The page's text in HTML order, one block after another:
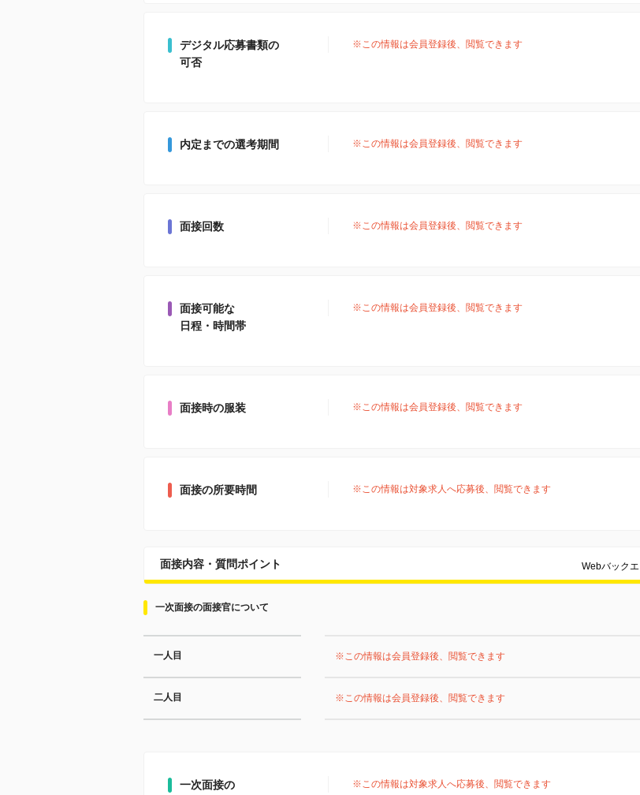
デジタル応募書類の
可否
※この情報は会員登録後、閲覧できます
内定までの選考期間 ※この情報は会員登録後、閲覧できます
面接回数 ※この情報は会員登録後、閲覧できます
面接可能な
日程・時間帯
※この情報は会員登録後、閲覧できます
面接時の服装 ※この情報は会員登録後、閲覧できます
面接の所要時間 ※この情報は対象求人へ応募後、閲覧できます
面接内容・質問ポイント Webバック
一次面接の面接官について
一人目 ※この情報は会員登録後、閲覧できます
二人目 ※この情報は会員登録後、閲覧できます
一次面接の
※この情報は対象求人へ応募後、閲覧できます